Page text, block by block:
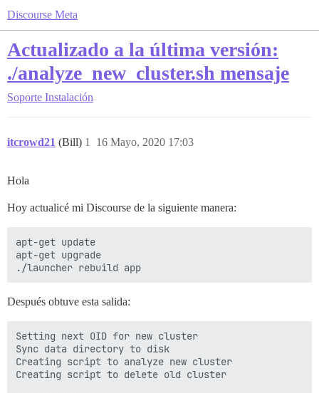
Discourse Meta
Actualizado a la última versión:
./analyze_new_cluster.sh mensaje
Soporte Instalación
itcrowd21 (Bill) 16 Mayo, 2020 17:03
1
Hola
Hoy actualicé mi Discourse de la siguiente manera:
apt-get update
apt-get upgrade
Después obtuve esta salida:
Setting next OID for new cluster
Sync data directory to disk
Creating script to analyze new cluster
Creating script to delete old cluster